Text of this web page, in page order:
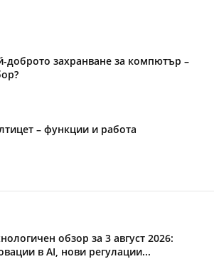
доброто захранване за компютър –
– функции и работа
обзор за 3 август 2026:
в AI, нови регулации...